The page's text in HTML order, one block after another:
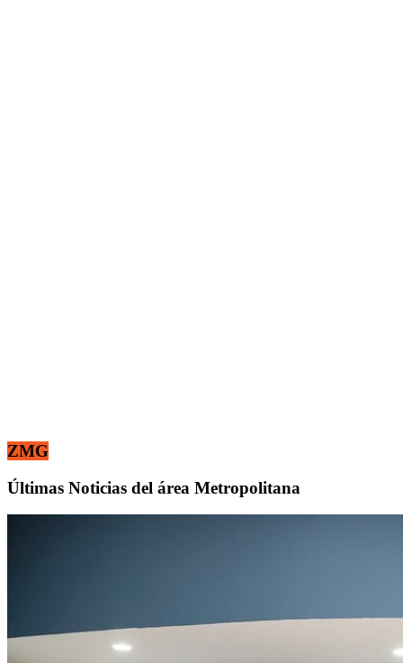
ZMG
Últimas Noticias del área Metropolitana